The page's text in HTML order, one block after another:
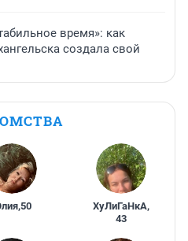
время»: как
создала свой
,50 ХуЛиГаНкА,
43